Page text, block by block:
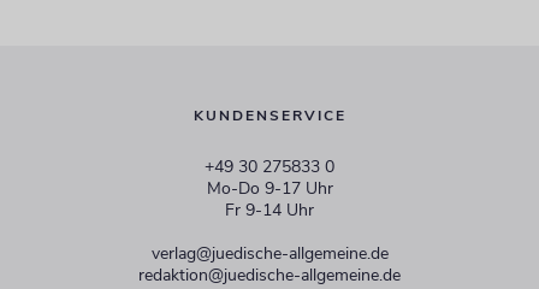
KUNDENSERVICE
+49 30 275833 0
Mo-Do 9-17 Uhr
Fr 9-14 Uhr
verlag@juedische-allgemeine.de
redaktion@juedische-allgemeine.de